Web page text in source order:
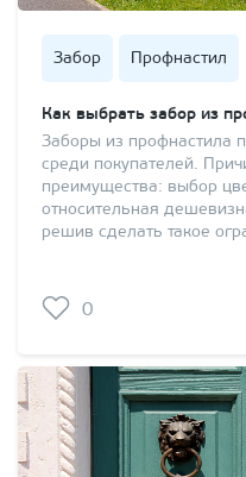
Забор Профнастил
Как выбрать забор из
Заборы из профнастила
среди покупателей.
преимущества: выбор
относительная
решив сделать такое
0